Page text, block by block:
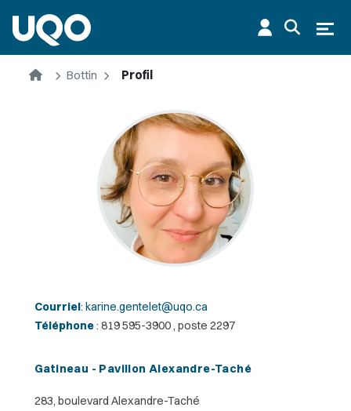
AccueilBottin Profil
Courriel: karine.gentelet@uqo.ca
Téléphone: 819 595-3900 , poste 2297
Gatineau - Pavillon Alexandre-Taché
283, boulevard Alexandre-Taché